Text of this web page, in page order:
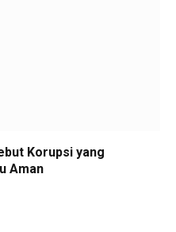
Korupsi yang
Aman